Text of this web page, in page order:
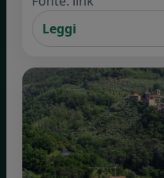
Leggi